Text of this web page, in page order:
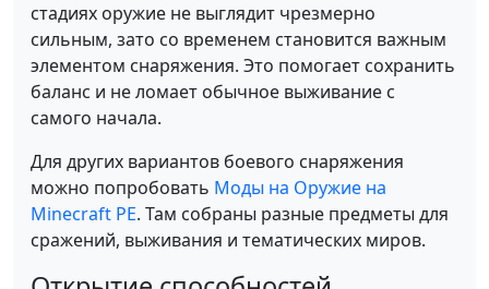
стадиях оружие не выглядит чрезмерно
сильным, зато со временем становится важным
элементом снаряжения. Это помогает сохранить
баланс и не ломает обычное выживание с
самого начала.
Для других вариантов боевого снаряжения
можно попробовать Моды на Оружие на
Minecraft PE. Там собраны разные предметы для
сражений, выживания и тематических миров.